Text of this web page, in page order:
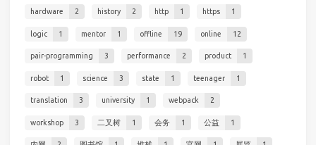
hardware 2 history 2 http 1 https 1
logic 1 mentor 1 offline 19 online 12
pair-programming 3 performance 2 product 1
robot 1 science 3 state 1 teenager 1
translation 3 university 1 webpack 2
workshop 3 二叉树 1 会务 1 公益 1